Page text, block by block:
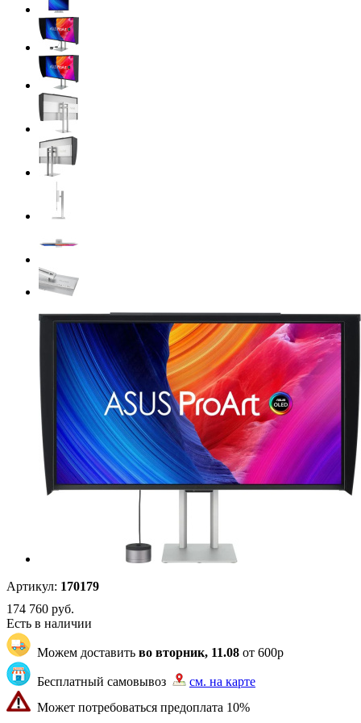
Артикул: 170179
174 760 руб.
Есть в наличии
Можем доставить во вторник, 11.08 от 600р
Бесплатный самовывоз
см. на карте
Может потребоваться предоплата 10%